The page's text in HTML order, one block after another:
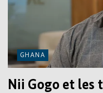
GHANA
Nii Gogo et les